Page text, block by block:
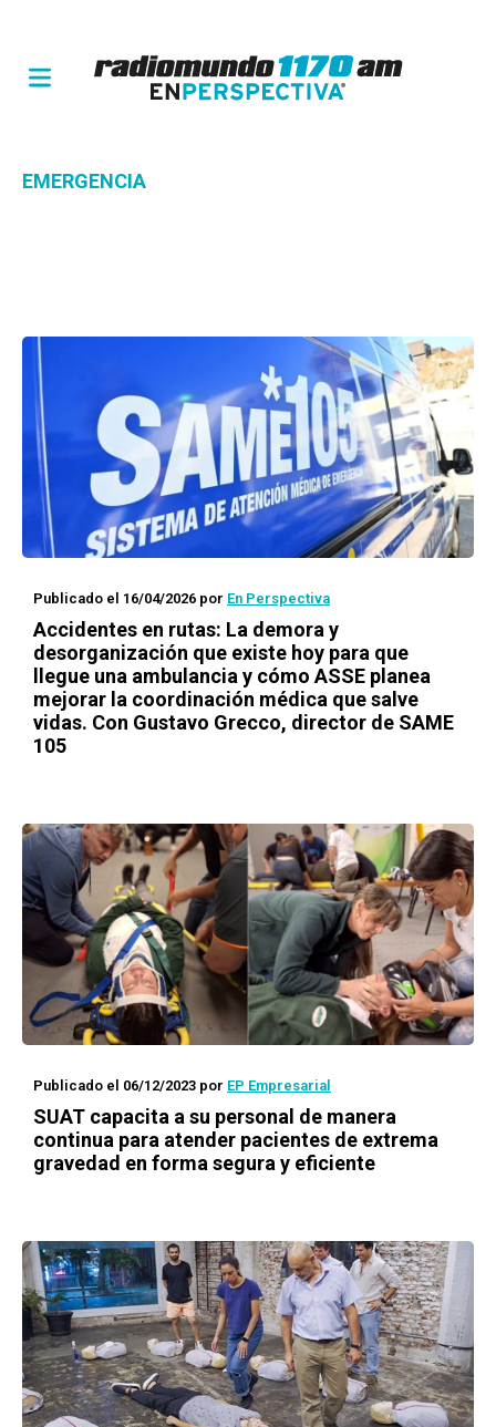
EMERGENCIA
Publicado el 16/04/2026 por En Perspectiva
Accidentes en rutas: La demora y
desorganización que existe hoy para que
llegue una ambulancia y cómo ASSE planea
mejorar la coordinación médica que salve
vidas. Con Gustavo Grecco, director de SAME
105
Publicado el 06/12/2023 por EP Empresarial
SUAT capacita a su personal de manera
continua para atender pacientes de extrema
gravedad en forma segura y eficiente